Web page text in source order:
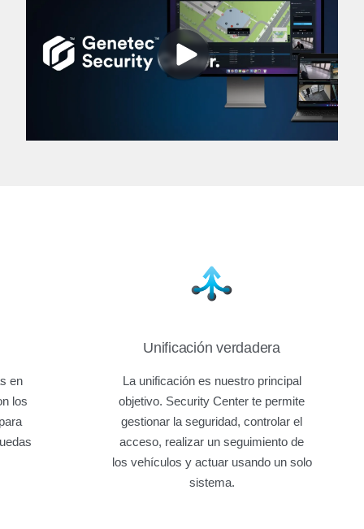
en
los
Unificación verdadera
La unificación es nuestro principal
objetivo. Security Center te permite
gestionar la seguridad, controlar el
acceso, realizar un seguimiento de
los vehículos y actuar usando un solo
sistema.